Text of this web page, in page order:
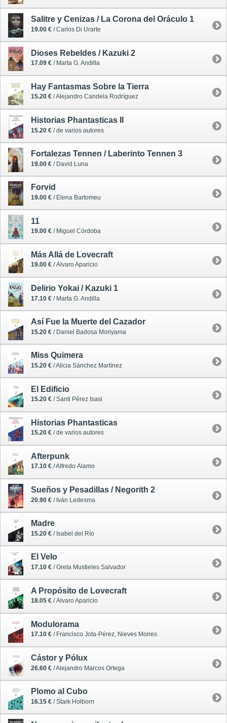
Salitre y Cenizas / La Corona del Oráculo 1
19.00 € / Carlos Di Urarte
Dioses Rebeldes / Kazuki 2
17.09 € / Marta G. Andilla
Hay Fantasmas Sobre la Tierra
15.20 € / Alejandro Candela Rodríguez
Historias Phantasticas II
15.20 € / de varios autores
Fortalezas Tennen / Laberinto Tennen 3
19.00 € / David Luna
Forvid
19.00 € / Elena Bartomeu
11
19.00 € / Miguel Córdoba
Más Allá de Lovecraft
19.00 € / Álvaro Aparicio
Delirio Yokai / Kazuki 1
17.10 € / Marta G. Andilla
Así Fue la Muerte del Cazador
15.20 € / Daniel Badosa Moriyama
Miss Quimera
15.20 € / Alicia Sánchez Martínez
El Edificio
15.20 € / Santi Pérez Isasi
Historias Phantasticas
15.20 € / de varios autores
Afterpunk
17.10 € / Alfredo Álamo
Sueños y Pesadillas / Negorith 2
20.90 € / Iván Ledesma
Madre
15.20 € / Isabel del Río
El Velo
17.10 € / Greta Mustieles Salvador
A Propósito de Lovecraft
18.05 € / Álvaro Aparicio
Modulorama
17.10 € / Francisco Jota-Pérez, Nieves Mories
Cástor y Pólux
26.60 € / Alejandro Marcos Ortega
Plomo al Cubo
16.15 € / Stark Holborn